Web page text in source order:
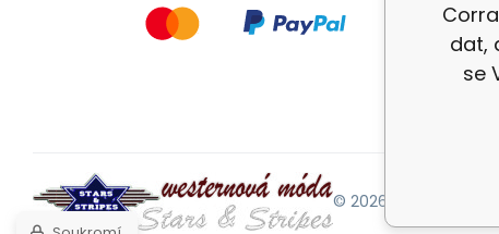
© 2026 |
dat,
se